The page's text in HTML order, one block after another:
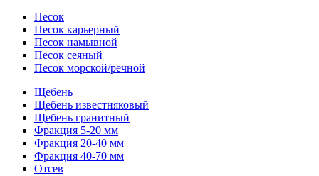
Песок
Песок карьерный
Песок намывной
Песок сеяный
Песок морской/речной
Щебень
Щебень известняковый
Щебень гранитный
Фракция 5-20 мм
Фракция 20-40 мм
Фракция 40-70 мм
Отсев